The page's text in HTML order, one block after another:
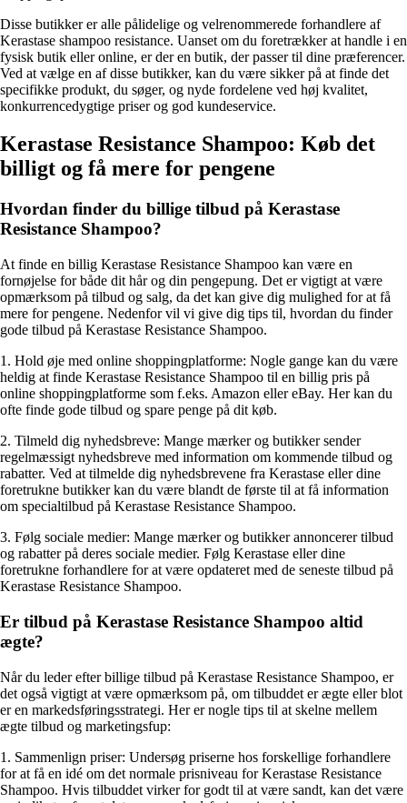
Disse butikker er alle pålidelige og velrenommerede forhandlere af
Kerastase shampoo resistance. Uanset om du foretrækker at handle i en
fysisk butik eller online, er der en butik, der passer til dine præferencer.
Ved at vælge en af disse butikker, kan du være sikker på at finde det
specifikke produkt, du søger, og nyde fordelene ved høj kvalitet,
konkurrencedygtige priser og god kundeservice.
Kerastase Resistance Shampoo: Køb det
billigt og få mere for pengene
Hvordan finder du billige tilbud på Kerastase
Resistance Shampoo?
At finde en billig Kerastase Resistance Shampoo kan være en
fornøjelse for både dit hår og din pengepung. Det er vigtigt at være
opmærksom på tilbud og salg, da det kan give dig mulighed for at få
mere for pengene. Nedenfor vil vi give dig tips til, hvordan du finder
gode tilbud på Kerastase Resistance Shampoo.
1. Hold øje med online shoppingplatforme: Nogle gange kan du være
heldig at finde Kerastase Resistance Shampoo til en billig pris på
online shoppingplatforme som f.eks. Amazon eller eBay. Her kan du
ofte finde gode tilbud og spare penge på dit køb.
2. Tilmeld dig nyhedsbreve: Mange mærker og butikker sender
regelmæssigt nyhedsbreve med information om kommende tilbud og
rabatter. Ved at tilmelde dig nyhedsbrevene fra Kerastase eller dine
foretrukne butikker kan du være blandt de første til at få information
om specialtilbud på Kerastase Resistance Shampoo.
3. Følg sociale medier: Mange mærker og butikker annoncerer tilbud
og rabatter på deres sociale medier. Følg Kerastase eller dine
foretrukne forhandlere for at være opdateret med de seneste tilbud på
Kerastase Resistance Shampoo.
Er tilbud på Kerastase Resistance Shampoo altid
ægte?
Når du leder efter billige tilbud på Kerastase Resistance Shampoo, er
det også vigtigt at være opmærksom på, om tilbuddet er ægte eller blot
er en markedsføringsstrategi. Her er nogle tips til at skelne mellem
ægte tilbud og marketingsfup:
1. Sammenlign priser: Undersøg priserne hos forskellige forhandlere
for at få en idé om det normale prisniveau for Kerastase Resistance
Shampoo. Hvis tilbuddet virker for godt til at være sandt, kan det være